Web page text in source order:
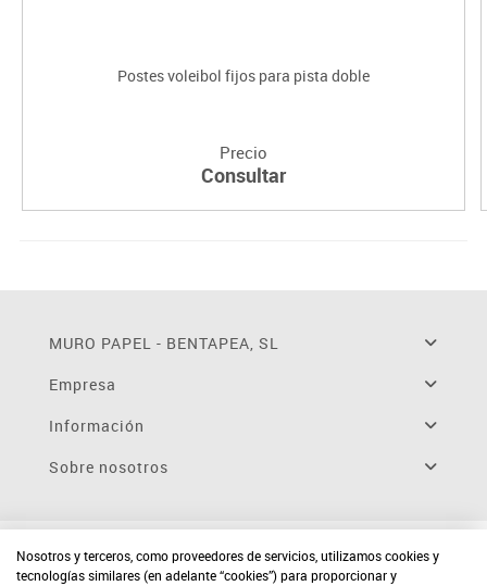
Postes voleibol fijos para pista doble
Precio
Consultar
MURO PAPEL - BENTAPEA, SL
Empresa
Información
Sobre nosotros
Nosotros y terceros, como proveedores de servicios, utilizamos cookies y
tecnologías similares (en adelante “cookies”) para proporcionar y